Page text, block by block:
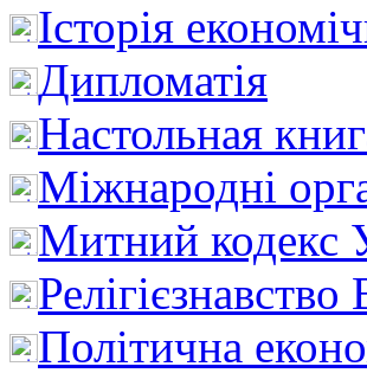
Історія
Дипломатія
Настольная
Міжнародні
Митний кодекс
Політична